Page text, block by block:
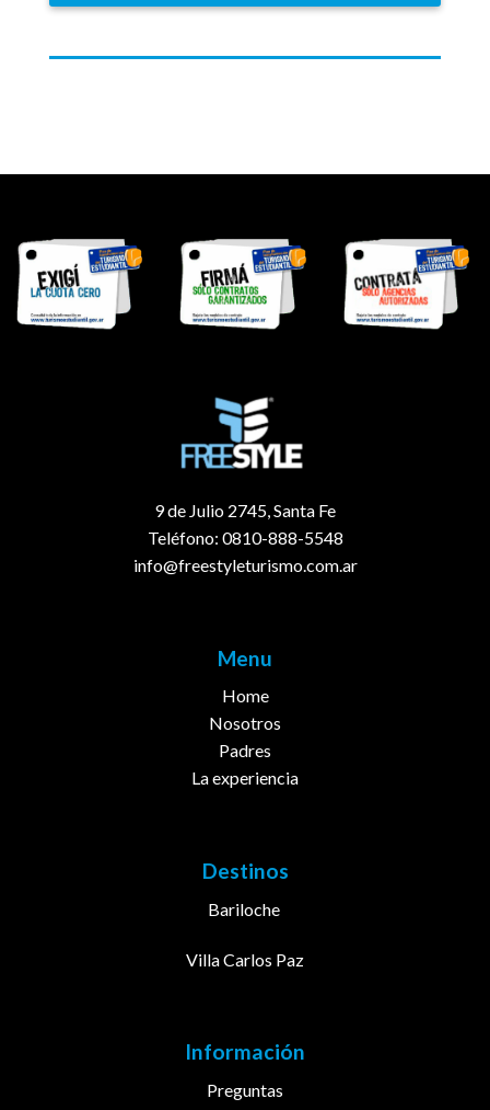
9 de Julio 2745, Santa Fe
Teléfono: 0810-888-5548
info@freestyleturismo.com.ar
Menu
Home
Nosotros
Padres
La experiencia
Destinos
Bariloche
Villa Carlos Paz
Información
Preguntas